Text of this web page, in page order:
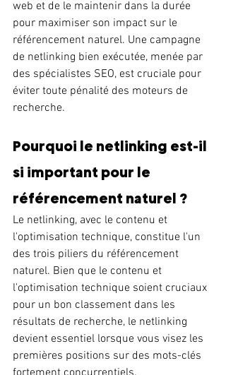
web et de le maintenir dans la durée
pour maximiser son impact sur le
référencement naturel. Une campagne
de netlinking bien exécutée, menée par
des spécialistes SEO, est cruciale pour
éviter toute pénalité des moteurs de
recherche.
Pourquoi le netlinking est-il
si important pour le
référencement naturel ?
Le netlinking, avec le contenu et
l'optimisation technique, constitue l'un
des trois piliers du référencement
naturel. Bien que le contenu et
l'optimisation technique soient cruciaux
pour un bon classement dans les
résultats de recherche, le netlinking
devient essentiel lorsque vous visez les
premières positions sur des mots-clés